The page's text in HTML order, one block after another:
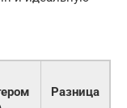
Разница